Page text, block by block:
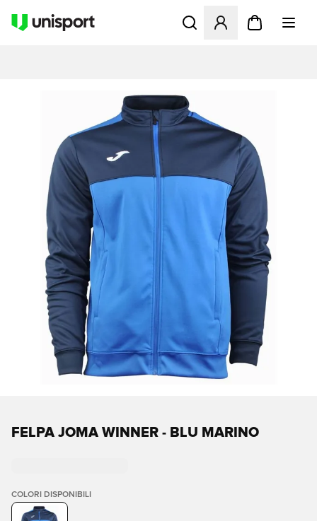
Apre una finestra modale
FELPA JOMA WINNER - BLU MARINO
COLORI DISPONIBILI